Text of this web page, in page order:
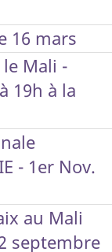
16 mars
Mali -
19h à la
- 1er Nov.
au Mali
septembre